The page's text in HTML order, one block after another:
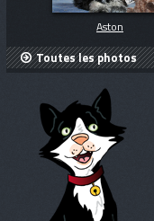
Aston
Toutes les photos